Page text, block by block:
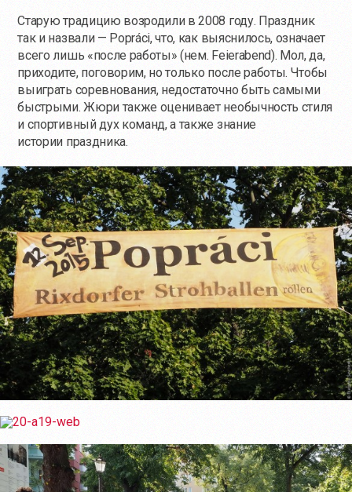
Старую традицию возродили в 2008 году. Праздник
так и назвали — Popráci, что, как выяснилось, означает
всего лишь «после работы» (нем. Feierabend). Мол, да,
приходите, поговорим, но только после работы. Чтобы
выиграть соревнования, недостаточно быть самыми
быстрыми. Жюри также оценивает необычность стиля
и спортивный дух команд, а также знание
истории праздника.